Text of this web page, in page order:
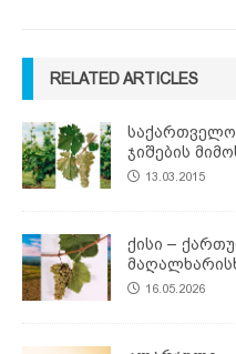
RELATED ARTICLES
ჯიშების
13.03.2015
ქისი –
16.05.2026